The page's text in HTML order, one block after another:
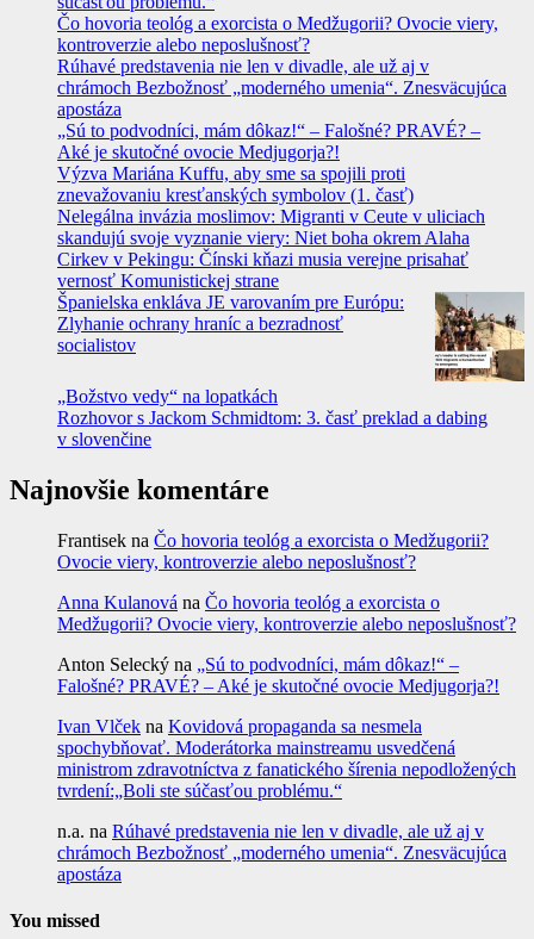
Čo hovoria teológ a exorcista o Medžugorii? Ovocie viery,
kontroverzie alebo neposlušnosť?
Rúhavé predstavenia nie len v divadle, ale už aj v
chrámoch Bezbožnosť „moderného umenia“. Znesväcujúca
apostáza
„Sú to podvodníci, mám dôkaz!“ – Falošné? PRAVÉ? –
Aké je skutočné ovocie Medjugorja?!
Výzva Mariána Kuffu, aby sme sa spojili proti
znevažovaniu kresťanských symbolov (1. časť)
Nelegálna invázia moslimov: Migranti v Ceute v uliciach
skandujú svoje vyznanie viery: Niet boha okrem Alaha
Cirkev v Pekingu: Čínski kňazi musia verejne prisahať
vernosť Komunistickej strane
Španielska enkláva JE varovaním pre Európu:
Zlyhanie ochrany hraníc a bezradnosť
socialistov
„Božstvo vedy“ na lopatkách
Rozhovor s Jackom Schmidtom: 3. časť preklad a dabing
v slovenčine
Najnovšie komentáre
Frantisek na Čo hovoria teológ a exorcista o Medžugorii?
Ovocie viery, kontroverzie alebo neposlušnosť?
Anna Kulanová na Čo hovoria teológ a exorcista o
Medžugorii? Ovocie viery, kontroverzie alebo neposlušnosť?
Anton Selecký na „Sú to podvodníci, mám dôkaz!“ –
Falošné? PRAVÉ? – Aké je skutočné ovocie Medjugorja?!
Ivan Vlček na Kovidová propaganda sa nesmela
spochybňovať. Moderátorka mainstreamu usvedčená
ministrom zdravotníctva z fanatického šírenia nepodložených
tvrdení:„Boli ste súčasťou problému.“
n.a. na Rúhavé predstavenia nie len v divadle, ale už aj v
chrámoch Bezbožnosť „moderného umenia“. Znesväcujúca
apostáza
You missed